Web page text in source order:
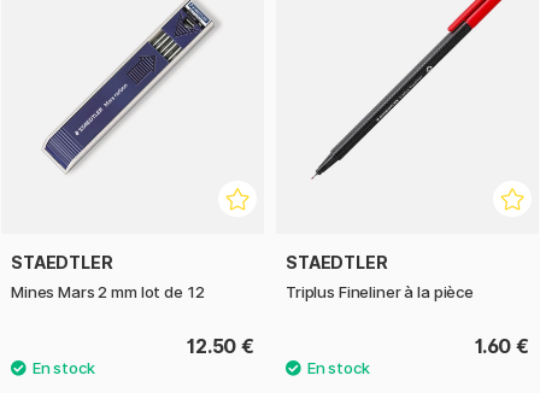
STAEDTLER
Mines Mars 2 mm lot de 12
12.50 €
STAEDTLER
Triplus Fineliner à la pièce
1.60 €